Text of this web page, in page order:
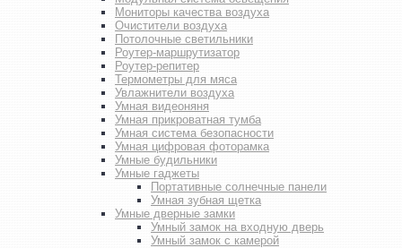
Мониторы качества воздуха
Очистители воздуха
Потолочные светильники
Роутер-маршрутизатор
Роутер-репитер
Термометры для мяса
Увлажнители воздуха
Умная видеоняня
Умная прикроватная тумба
Умная система безопасности
Умная цифровая фоторамка
Умные будильники
Умные гаджеты
Портативные солнечные панели
Умная зубная щетка
Умные дверные замки
Умный замок на входную дверь
Умный замок с камерой